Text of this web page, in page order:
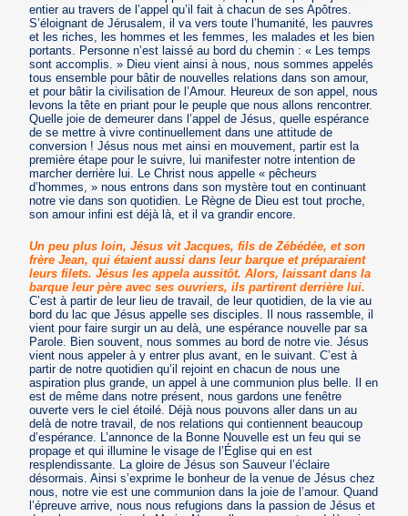
entier au travers de l’appel qu’il fait à chacun de ses Apôtres.
S’éloignant de Jérusalem, il va vers toute l’humanité, les pauvres
et les riches, les hommes et les femmes, les malades et les bien
portants. Personne n’est laissé au bord du chemin : « Les temps
sont accomplis. » Dieu vient ainsi à nous, nous sommes appelés
tous ensemble pour bâtir de nouvelles relations dans son amour,
et pour bâtir la civilisation de l’Amour. Heureux de son appel, nous
levons la tête en priant pour le peuple que nous allons rencontrer.
Quelle joie de demeurer dans l’appel de Jésus, quelle espérance
de se mettre à vivre continuellement dans une attitude de
conversion ! Jésus nous met ainsi en mouvement, partir est la
première étape pour le suivre, lui manifester notre intention de
marcher derrière lui. Le Christ nous appelle « pêcheurs
d’hommes, » nous entrons dans son mystère tout en continuant
notre vie dans son quotidien. Le Règne de Dieu est tout proche,
son amour infini est déjà là, et il va grandir encore.
Un peu plus loin, Jésus vit Jacques, fils de Zébédée, et son
frère Jean, qui étaient aussi dans leur barque et préparaient
leurs filets. Jésus les appela aussitôt. Alors, laissant dans la
barque leur père avec ses ouvriers, ils partirent derrière lui.
C’est à partir de leur lieu de travail, de leur quotidien, de la vie au
bord du lac que Jésus appelle ses disciples. Il nous rassemble, il
vient pour faire surgir un au delà, une espérance nouvelle par sa
Parole. Bien souvent, nous sommes au bord de notre vie. Jésus
vient nous appeler à y entrer plus avant, en le suivant. C’est à
partir de notre quotidien qu’il rejoint en chacun de nous une
aspiration plus grande, un appel à une communion plus belle. Il en
est de même dans notre présent, nous gardons une fenêtre
ouverte vers le ciel étoilé. Déjà nous pouvons aller dans un au
delà de notre travail, de nos relations qui contiennent beaucoup
d’espérance. L’annonce de la Bonne Nouvelle est un feu qui se
propage et qui illumine le visage de l’Église qui en est
resplendissante. La gloire de Jésus son Sauveur l’éclaire
désormais. Ainsi s’exprime le bonheur de la venue de Jésus chez
nous, notre vie est une communion dans la joie de l’amour. Quand
l’épreuve arrive, nous nous refugions dans la passion de Jésus et